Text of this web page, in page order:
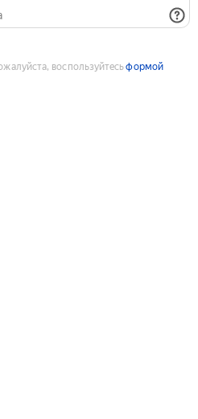
воспользуйтесьформой